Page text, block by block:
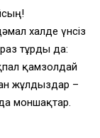
халде үнсіз
тұрды да:
қамзолдай
жұлдыздар –
моншақтар.